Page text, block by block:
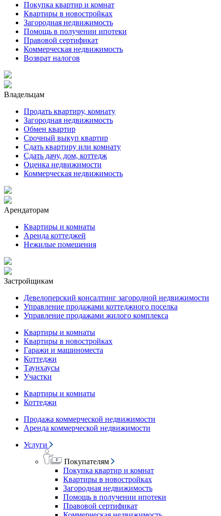
Покупка квартир и комнат
Квартиры в новостройках
Загородная недвижимость
Помощь в получении ипотеки
Правовой сертификат
Коммерческая недвижимость
Возврат налогов
Владельцам
Продать квартиру, комнату
Загородная недвижимость
Обмен квартир
Срочный выкуп квартир
Сдать квартиру или комнату
Сдать дачу, дом, коттедж
Оценка недвижимости
Коммерческая недвижимость
Арендаторам
Квартиры и комнаты
Аренда коттеджей
Нежилые помещения
Застройщикам
Девелоперский консалтинг загородной недвижимости
Управление продажами коттеджного поселка
Управление продажами жилого комплекса
Квартиры и комнаты
Квартиры в новостройках
Гаражи и машиноместа
Коттеджи
Таунхаусы
Участки
Квартиры и комнаты
Коттеджи
Продажа коммерческой недвижимости
Аренда коммерческой недвижимости
Услуги
Покупателям
Покупка квартир и комнат
Квартиры в новостройках
Загородная недвижимость
Помощь в получении ипотеки
Правовой сертификат